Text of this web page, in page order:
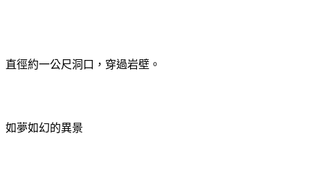
直徑約一公尺洞口，穿過岩壁。
如夢如幻的異景